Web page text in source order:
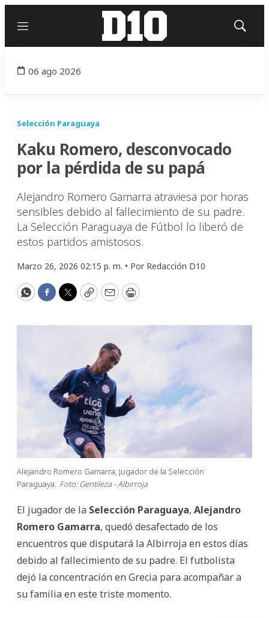
Menú
Mostrar
06 ago 2026
Selección Paraguaya
Kaku Romero, desconvocado
por la pérdida de su papá
Alejandro Romero Gamarra atraviesa por horas
sensibles debido al fallecimiento de su padre.
La Selección Paraguaya de Fútbol lo liberó de
estos partidos amistosos.
Marzo 26, 2026 02:15 p. m. • Por Redacción D10
WhatsApp
Facebook
Twitter
CopyEmailPrint
Alejandro Romero Gamarra, jugador de la Selección
Paraguaya. Foto: Gentileza - Albirroja
El jugador de la Selección Paraguaya, Alejandro
Romero Gamarra, quedó desafectado de los
encuentros que disputará la Albirroja en estos días
debido al fallecimiento de su padre. El futbolista
dejó la concentración en Grecia para acompañar a
su familia en este triste momento.